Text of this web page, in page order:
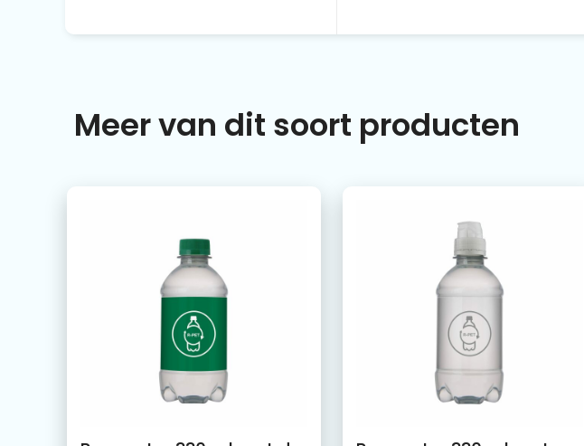
Meer van dit soort producten